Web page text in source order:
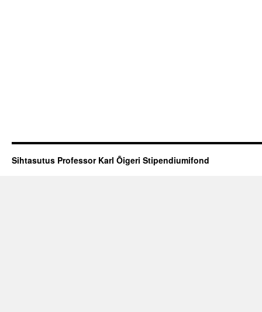
Sihtasutus Professor Karl Õigeri Stipendiumifond